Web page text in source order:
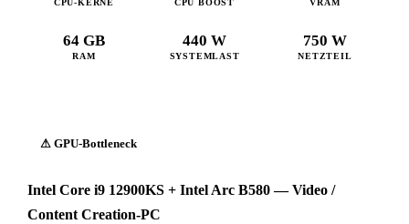
CPU-KERNE CPU BOOST VRAM
64 GB
RAM
440 W
SYSTEMLAST
750 W
NETZTEIL
⚠ GPU-Bottleneck
Intel Core i9 12900KS + Intel Arc B580 — Video /
Content Creation-PC